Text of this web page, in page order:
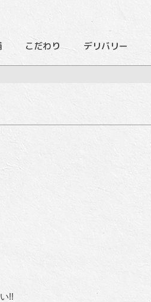
こだわり デリバリー
!!